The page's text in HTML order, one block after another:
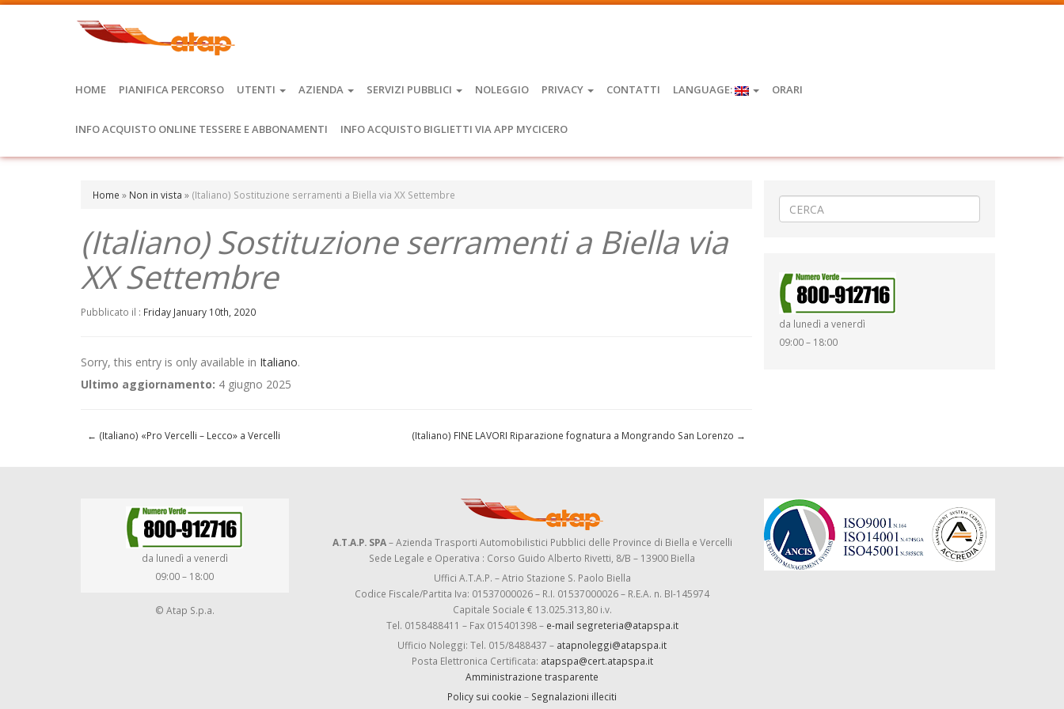
HOME PIANIFICA PERCORSO UTENTI AZIENDA SERVIZI PUBBLICI NOLEGGIO PRIVACY CONTATTI LANGUAGE: ORARI
INFO ACQUISTO ONLINE TESSERE E ABBONAMENTI INFO ACQUISTO BIGLIETTI VIA APP MYCICERO
Home » Non in vista » (Italiano) Sostituzione serramenti a Biella via XX Settembre
(Italiano) Sostituzione serramenti a Biella via
XX Settembre
Pubblicato il : Friday January 10th, 2020
Sorry, this entry is only available in Italiano.
Ultimo aggiornamento: 4 giugno 2025
← (Italiano) «Pro Vercelli – Lecco» a Vercelli (Italiano) FINE LAVORI Riparazione fognatura a Mongrando San Lorenzo →
da lunedì a venerdì
09:00 – 18:00
da lunedì a venerdì
09:00 – 18:00
© Atap S.p.a.
A.T.A.P. SPA– Azienda Trasporti Automobilistici Pubblici delle Province di Biella e Vercelli
Sede Legale e Operativa : Corso Guido Alberto Rivetti, 8/B – 13900 Biella
Uffici A.T.A.P. – Atrio Stazione S. Paolo Biella
Codice Fiscale/Partita Iva: 01537000026 – R.I. 01537000026 – R.E.A. n. BI-145974
Capitale Sociale € 13.025.313,80 i.v.
Tel. 0158488411 – Fax 015401398 – e-mail segreteria@atapspa.it
Ufficio Noleggi: Tel. 015/8488437 – atapnoleggi@atapspa.it
Posta Elettronica Certificata: atapspa@cert.atapspa.it
Amministrazione trasparente
Policy sui cookie – Segnalazioni illeciti